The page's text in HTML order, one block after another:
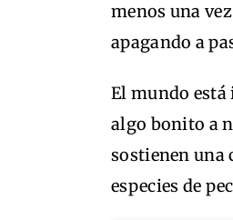
menos una
apagando a
El mundo
algo bonito a
sostienen una
especies de